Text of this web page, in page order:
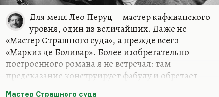
Для меня Лео Перуц – мастер кафкианского
уровня, один из величайших. Даже не
«Мастер Страшного суда», а прежде всего
«Маркиз де Боливар». Более изобретательно
построенного романа я не встречал: там
предсказание конструирует фабулу и обретает
Мастер Страшного суда